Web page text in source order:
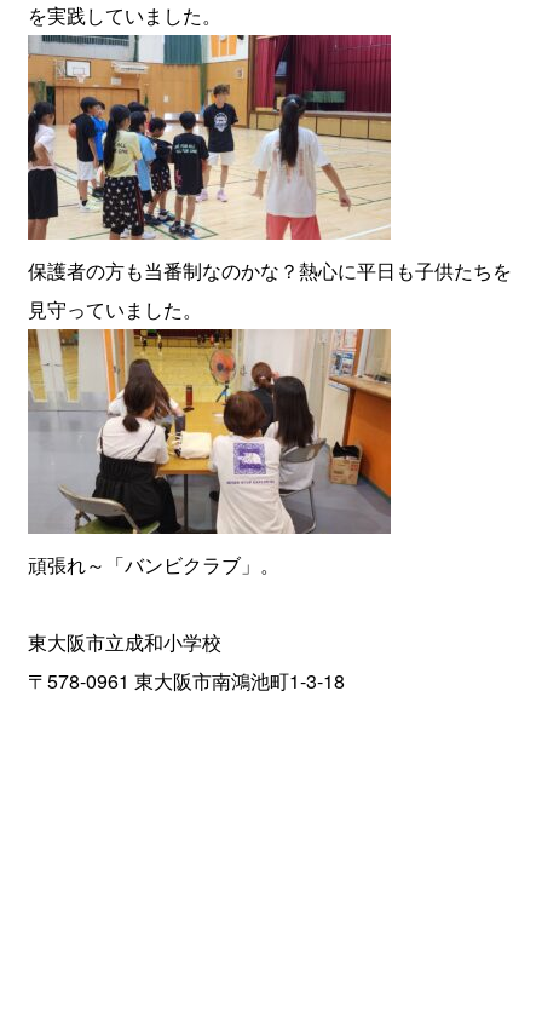
を実践していました。
保護者の方も当番制なのかな？熱心に平日も子供たちを
見守っていました。
頑張れ～「バンビクラブ」。
東大阪市立成和小学校
〒578-0961 東大阪市南鴻池町1-3-18